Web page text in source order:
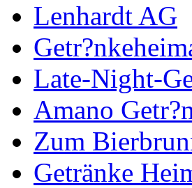
Lenhardt AG
Late-Night-
Amano
Zum
Getränke